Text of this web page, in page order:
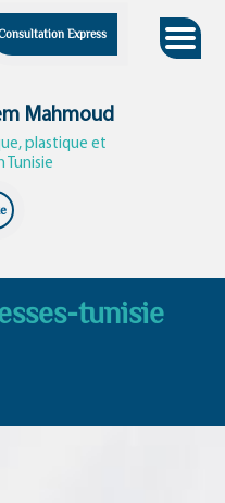
Express
Mahmoud
plastique et
tunisie